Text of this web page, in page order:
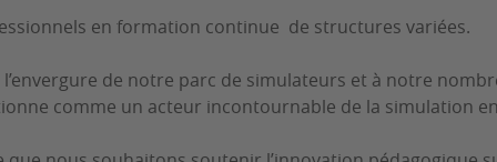
en formation continue de structures variées.
l’envergure de notre parc de simulateurs et à notre
comme un acteur incontournable de la simulation